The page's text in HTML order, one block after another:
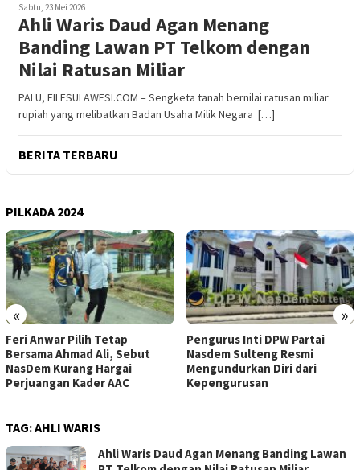
Sabtu, 23 Mei 2026
Ahli Waris Daud Agan Menang
Banding Lawan PT Telkom dengan
Nilai Ratusan Miliar
PALU, FILESULAWESI.COM – Sengketa tanah bernilai ratusan miliar
rupiah yang melibatkan Badan Usaha Milik Negara […]
BERITA TERBARU
PILKADA 2024
« »
Feri Anwar Pilih Tetap
Bersama Ahmad Ali, Sebut
NasDem Kurang Hargai
Perjuangan Kader AAC
Pengurus Inti DPW Partai
Nasdem Sulteng Resmi
Mengundurkan Diri dari
Kepengurusan
TAG:AHLI WARIS
Ahli Waris Daud Agan Menang Banding Lawan